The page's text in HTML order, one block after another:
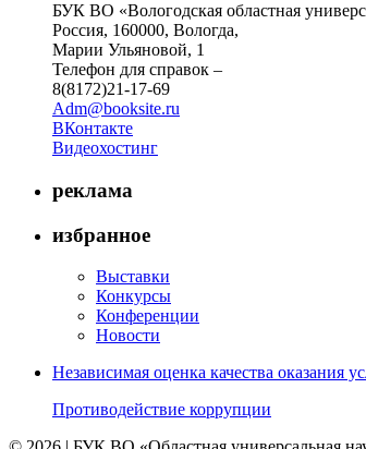
БУК ВО «Вологодская областная
Россия, 160000, Вологда,
Марии Ульяновой, 1
Телефон для справок –
8(8172)21-17-69
Adm@booksite.ru
ВКонтакте
Видеохостинг
реклама
избранное
Выставки
Конкурсы
Конференции
Новости
Независимая оценка качества оказания
Противодействие коррупции